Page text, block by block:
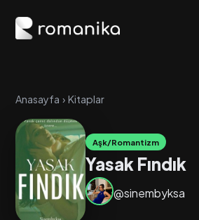
Anasayfa › Kitaplar
Aşk/Romantizm
Yasak Fındık
@sinembyksa